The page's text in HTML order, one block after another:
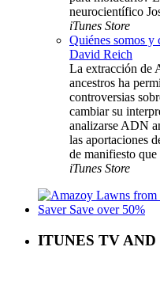
neurocientífico
iTunes Store
Quiénes somos y
David Reich
La extracción de
ancestros ha
controversias
cambiar su
analizarse ADN
las aportaciones
de manifiesto
iTunes Store
ITUNES TV